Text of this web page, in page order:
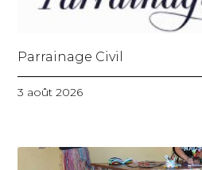
Parrainage Civil
3 août 2026